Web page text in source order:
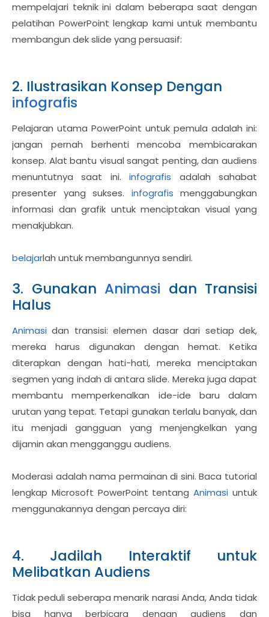
mempelajari teknik ini dalam beberapa saat dengan
pelatihan PowerPoint lengkap kami untuk membantu
membangun dek slide yang persuasif:
2. Ilustrasikan Konsep Dengan
infografis
Pelajaran utama PowerPoint untuk pemula adalah ini:
jangan pernah berhenti mencoba membicarakan
konsep. Alat bantu visual sangat penting, dan audiens
menuntutnya saat ini.infografis adalah sahabat
presenter yang sukses. infografis menggabungkan
informasi dan grafik untuk menciptakan visual yang
menakjubkan.
belajarlah untuk membangunnya sendiri.
3. Gunakan Animasi dan Transisi
Halus
Animasi dan transisi: elemen dasar dari setiap dek,
mereka harus digunakan dengan hemat. Ketika
diterapkan dengan hati-hati, mereka menciptakan
segmen yang indah di antara slide. Mereka juga dapat
membantu memperkenalkan ide-ide baru dalam
urutan yang tepat. Tetapi gunakan terlalu banyak, dan
itu menjadi gangguan yang menjengkelkan yang
dijamin akan mengganggu audiens.
Moderasi adalah nama permainan di sini. Baca tutorial
lengkap Microsoft PowerPoint tentangAnimasi untuk
menggunakannya dengan percaya diri:
4. Jadilah Interaktif untuk
Melibatkan Audiens
Tidak peduli seberapa menarik narasi Anda, Anda tidak
bisa hanya berbicara dengan audiens dan